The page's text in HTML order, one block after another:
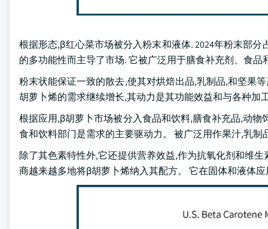
根据形态,β红心菜市场被分入粉末和液体. 2024年粉末部
的多功能性而主导了市场. 它被广泛用于膳食补充剂、食
粉末状能保证一致的散去,使其对烘焙出品,乳制品,和坚果
胡萝卜烯的需求继续增长,其动力是其功能效益和与各种加
根据应用,β胡萝卜市场被分入食品和饮料,膳食补充品,动
食和饮料部门是需求的主要驱动力。 被广泛用作果汁,乳
除了其色素特性外,它还提供营养效益,作为抗氧化剂和维
商越来越多地将β胡萝卜烯纳入其配方。 它在固体和液体